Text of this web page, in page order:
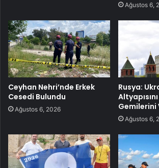
Ağustos 6,
Ceyhan Nehri’nde Erkek
Cesedi Bulundu
Ağustos 6, 2026
Rusya:
Gemilerini
Ağustos 6,